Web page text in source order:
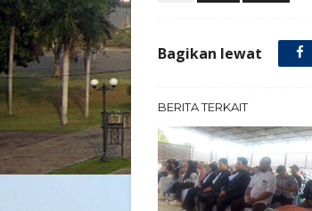
Bagikan lewat
BERITA TERKAIT